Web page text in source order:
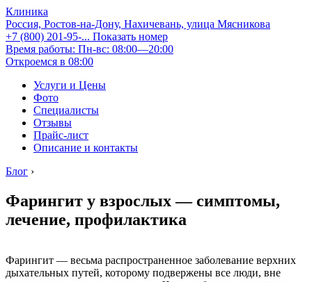
Клиника
Россия, Ростов-на-Дону, Нахичевань, улица Мясникова
+7 (800) 201-95-... Показать номер
Время работы: Пн-вс: 08:00—20:00
Откроемся в 08:00
Услуги и Цены
Фото
Специалисты
Отзывы
Прайс-лист
Описание и контакты
Блог ›
Фарингит у взрослых — симптомы,
лечение, профилактика
Фарингит — весьма распространенное заболевание верхних
дыхательных путей, которому подвержены все люди, вне